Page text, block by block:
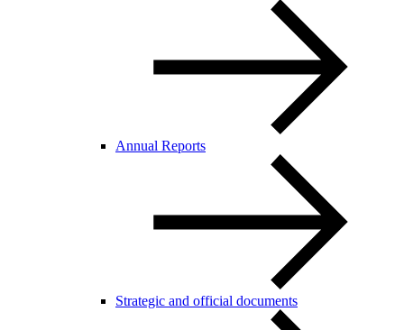
Annual Reports
Strategic and official documents